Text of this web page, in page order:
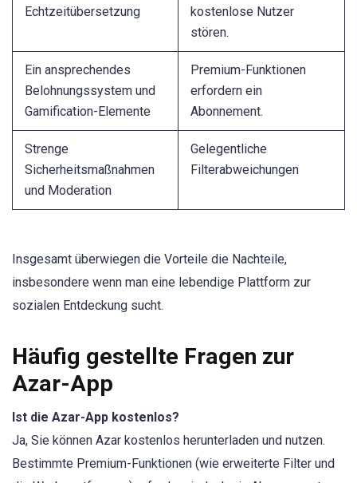
Echtzeitübersetzung
kostenlose Nutzer
stören.
Ein ansprechendes
Belohnungssystem und
Gamification-Elemente
Premium-Funktionen
erfordern ein
Abonnement.
Strenge
Sicherheitsmaßnahmen
und Moderation
Gelegentliche
Filterabweichungen
Insgesamt überwiegen die Vorteile die Nachteile,
insbesondere wenn man eine lebendige Plattform zur
sozialen Entdeckung sucht.
Häufig gestellte Fragen zur
Azar-App
Ist die Azar-App kostenlos?
Ja, Sie können Azar kostenlos herunterladen und nutzen.
Bestimmte Premium-Funktionen (wie erweiterte Filter und